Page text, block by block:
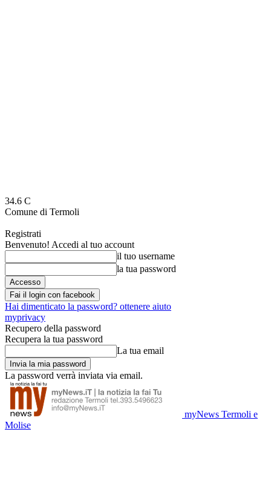
34.6 C
Comune di Termoli
Registrati
Benvenuto! Accedi al tuo account
il tuo username
la tua password
Fai il login con facebook
Hai dimenticato la password? ottenere aiuto
myprivacy
Recupero della password
Recupera la tua password
La tua email
La password verrà inviata via email.
myNews Termoli e
Molise